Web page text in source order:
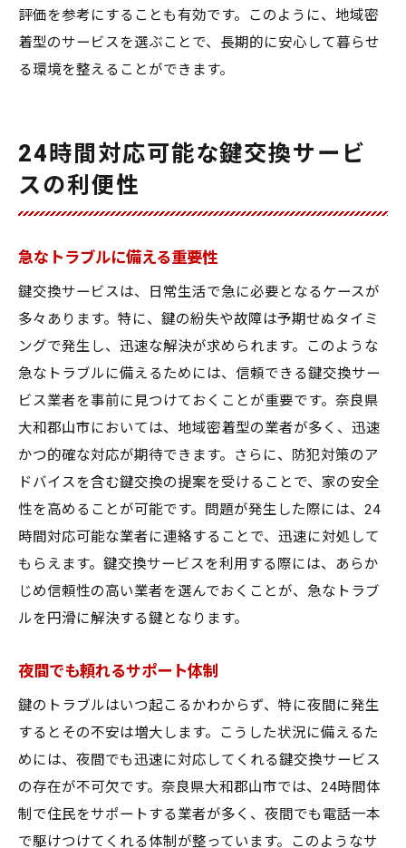
評価を参考にすることも有効です。このように、地域密
着型のサービスを選ぶことで、長期的に安心して暮らせ
る環境を整えることができます。
24時間対応可能な鍵交換サービ
スの利便性
急なトラブルに備える重要性
鍵交換サービスは、日常生活で急に必要となるケースが
多々あります。特に、鍵の紛失や故障は予期せぬタイミ
ングで発生し、迅速な解決が求められます。このような
急なトラブルに備えるためには、信頼できる鍵交換サー
ビス業者を事前に見つけておくことが重要です。奈良県
大和郡山市においては、地域密着型の業者が多く、迅速
かつ的確な対応が期待できます。さらに、防犯対策のア
ドバイスを含む鍵交換の提案を受けることで、家の安全
性を高めることが可能です。問題が発生した際には、24
時間対応可能な業者に連絡することで、迅速に対処して
もらえます。鍵交換サービスを利用する際には、あらか
じめ信頼性の高い業者を選んでおくことが、急なトラブ
ルを円滑に解決する鍵となります。
夜間でも頼れるサポート体制
鍵のトラブルはいつ起こるかわからず、特に夜間に発生
するとその不安は増大します。こうした状況に備えるた
めには、夜間でも迅速に対応してくれる鍵交換サービス
の存在が不可欠です。奈良県大和郡山市では、24時間体
制で住民をサポートする業者が多く、夜間でも電話一本
で駆けつけてくれる体制が整っています。このようなサ